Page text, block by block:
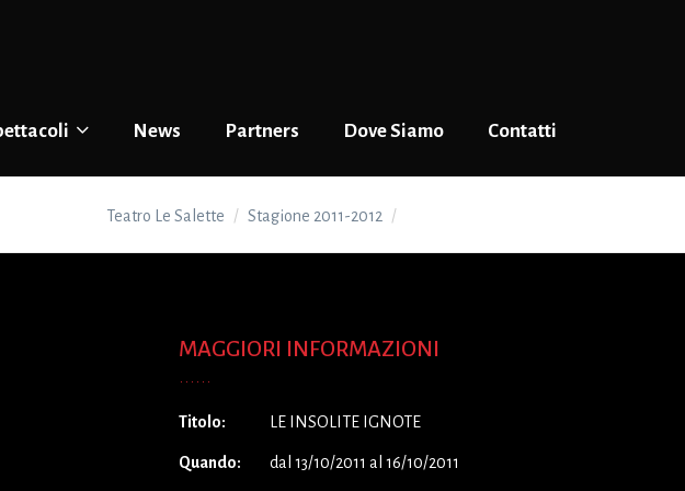
News Partners Dove Siamo Contatti
Teatro Le Salette Stagione 2011-2012
MAGGIORI INFORMAZIONI
Titolo: LE INSOLITE IGNOTE
Quando: dal 13/10/2011 al 16/10/2011